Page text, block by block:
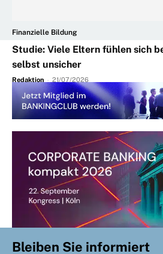
Finanzielle Bildung
Studie: Viele Eltern fühlen sich
selbst unsicher
Redaktion - 21/07/2026
Bleiben Sie informiert